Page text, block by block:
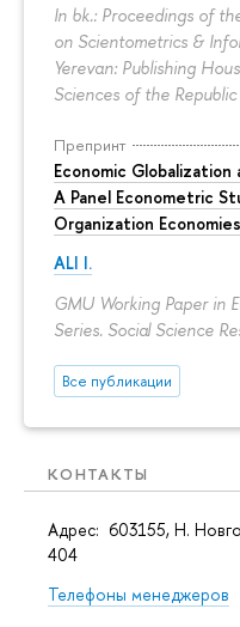
In bk.: Proceedings of
on Scientometrics &
Yerevan: Publishing
Sciences of the
Препринт
Economic
A Panel Econometric
Organization Economies
ALI I.
GMU Working Paper in
Series. Social Science
Все публикации
КОНТАКТЫ
Адрес: 603155, Н.
404
Телефоны менеджеров